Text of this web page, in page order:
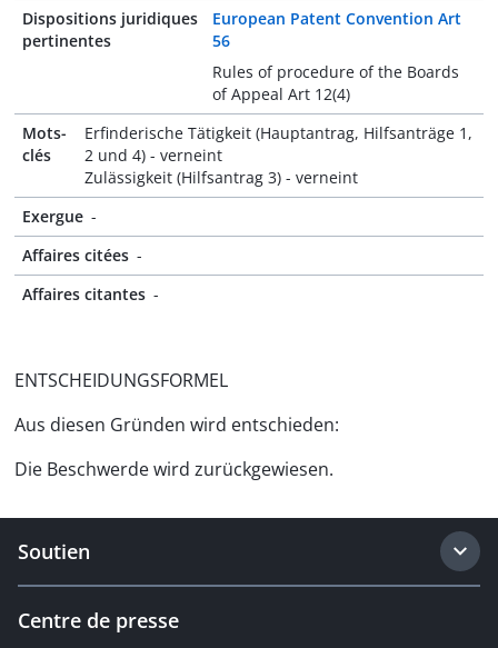
Dispositions juridiques
pertinentes
European Patent Convention Art
56
Rules of procedure of the Boards
of Appeal Art 12(4)
Mots-
clés
Erfinderische Tätigkeit (Hauptantrag, Hilfsanträge 1,
2 und 4) - verneint
Zulässigkeit (Hilfsantrag 3) - verneint
Exergue -
Affaires citées -
Affaires citantes -
ENTSCHEIDUNGSFORMEL
Aus diesen Gründen wird entschieden:
Die Beschwerde wird zurückgewiesen.
Soutien
Centre de presse